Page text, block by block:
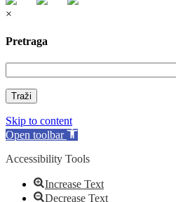
×
Pretraga
Traži
Skip to content
Open toolbar
Accessibility Tools
Increase Text
Decrease Text